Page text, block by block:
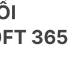
365